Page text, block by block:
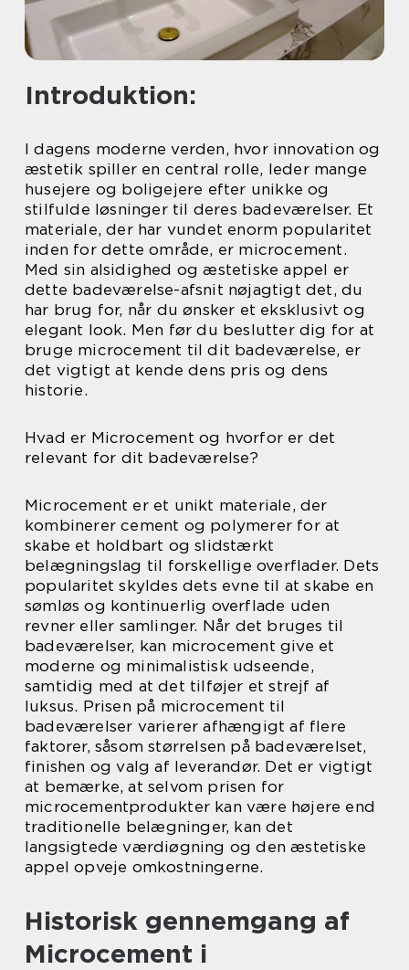
Introduktion:
I dagens moderne verden, hvor innovation og
æstetik spiller en central rolle, leder mange
husejere og boligejere efter unikke og
stilfulde løsninger til deres badeværelser. Et
materiale, der har vundet enorm popularitet
inden for dette område, er microcement.
Med sin alsidighed og æstetiske appel er
dette badeværelse-afsnit nøjagtigt det, du
har brug for, når du ønsker et eksklusivt og
elegant look. Men før du beslutter dig for at
bruge microcement til dit badeværelse, er
det vigtigt at kende dens pris og dens
historie.
Hvad er Microcement og hvorfor er det
relevant for dit badeværelse?
Microcement er et unikt materiale, der
kombinerer cement og polymerer for at
skabe et holdbart og slidstærkt
belægningslag til forskellige overflader. Dets
popularitet skyldes dets evne til at skabe en
sømløs og kontinuerlig overflade uden
revner eller samlinger. Når det bruges til
badeværelser, kan microcement give et
moderne og minimalistisk udseende,
samtidig med at det tilføjer et strejf af
luksus. Prisen på microcement til
badeværelser varierer afhængigt af flere
faktorer, såsom størrelsen på badeværelset,
finishen og valg af leverandør. Det er vigtigt
at bemærke, at selvom prisen for
microcementprodukter kan være højere end
traditionelle belægninger, kan det
langsigtede værdiøgning og den æstetiske
appel opveje omkostningerne.
Historisk gennemgang af
Microcement i